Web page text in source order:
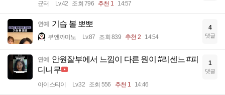
균터 Lv.42 조회 796 추천 1 14:57
연예 기습 볼 뽀뽀
부엔까미노 Lv.87 조회 839 추천 2 14:54
4
댓글
연예
안원잘부에서 느낌이 다른 원이 #리센느 #피
디니무
아이스티이 Lv.32 조회 556 추천 1 14:46
1
댓글